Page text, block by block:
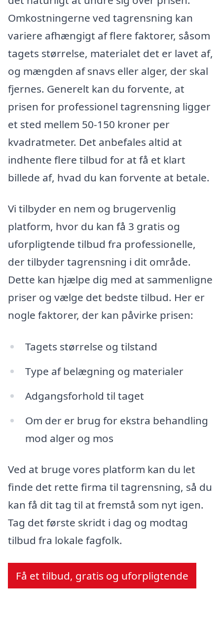
Omkostningerne ved tagrensning kan
variere afhængigt af flere faktorer, såsom
tagets størrelse, materialet det er lavet af,
og mængden af snavs eller alger, der skal
fjernes. Generelt kan du forvente, at
prisen for professionel tagrensning ligger
et sted mellem 50-150 kroner per
kvadratmeter. Det anbefales altid at
indhente flere tilbud for at få et klart
billede af, hvad du kan forvente at betale.
Vi tilbyder en nem og brugervenlig
platform, hvor du kan få 3 gratis og
uforpligtende tilbud fra professionelle,
der tilbyder tagrensning i dit område.
Dette kan hjælpe dig med at sammenligne
priser og vælge det bedste tilbud. Her er
nogle faktorer, der kan påvirke prisen:
Tagets størrelse og tilstand
Type af belægning og materialer
Adgangsforhold til taget
Om der er brug for ekstra behandling
mod alger og mos
Ved at bruge vores platform kan du let
finde det rette firma til tagrensning, så du
kan få dit tag til at fremstå som nyt igen.
Tag det første skridt i dag og modtag
tilbud fra lokale fagfolk.
Få et tilbud, gratis og uforpligtende